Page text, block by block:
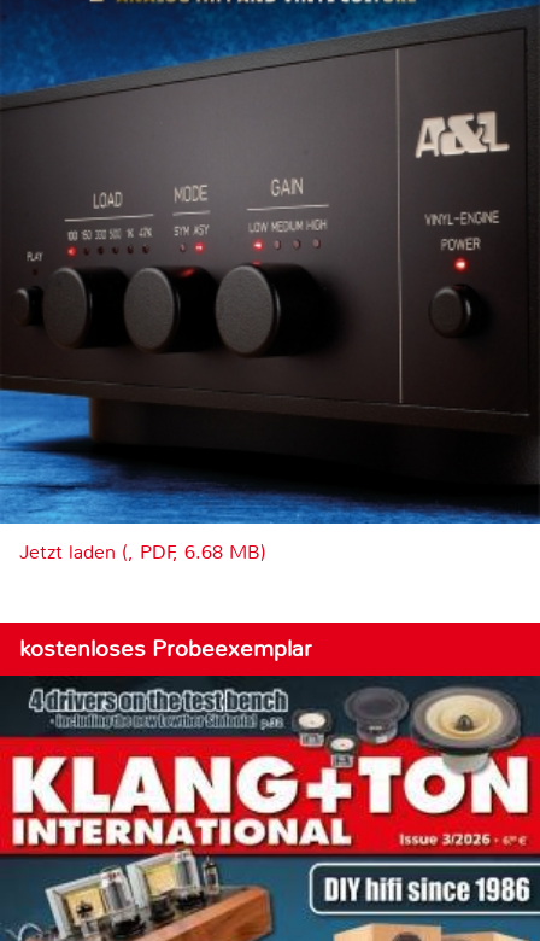
Jetzt laden (, PDF, 6.68 MB)
kostenloses Probeexemplar